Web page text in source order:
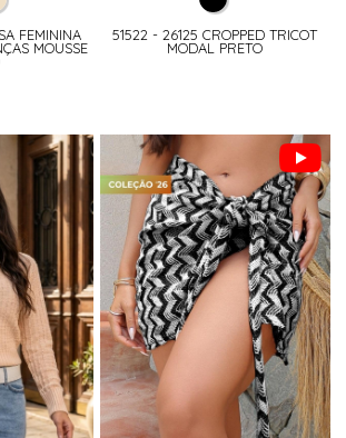
FEMININA
MOUSSE
51522 - 26125 CROPPED TRICOT
MODAL PRETO